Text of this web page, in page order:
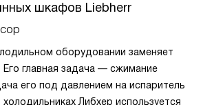
шкафов Liebherr
оборудовании заменяет
главная задача — сжимание
его под давлением на испаритель
Либхер используется